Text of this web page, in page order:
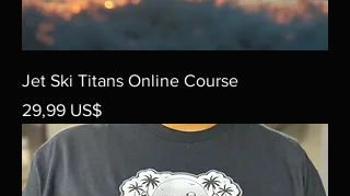
Jet Ski Titans Online Course
Precio
29,99 US$